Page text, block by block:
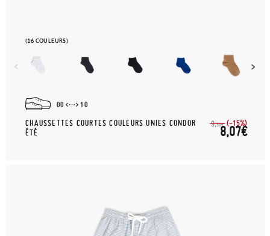
(16 COULEURS)
00 10
CHAUSSETTES COURTES COULEURS UNIES CONDOR
ÉTÉ
9,50€ (-15%)
8,07€